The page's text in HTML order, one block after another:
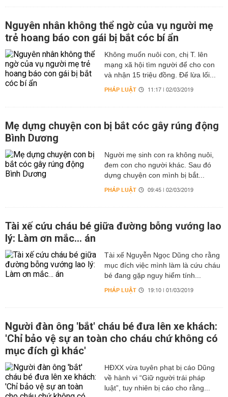
Nguyên nhân không thể ngờ của vụ người mẹ
trẻ hoang báo con gái bị bắt cóc bí ẩn
Không muốn nuôi con, chị T. lên
mạng xã hội tìm người để cho con
và nhận 15 triệu đồng. Để lừa lối...
PHÁP LUẬT 11:17 | 02/03/2019
Mẹ dựng chuyện con bị bắt cóc gây rúng động
Bình Dương
Người mẹ sinh con ra không nuôi,
đem con cho người khác. Sau đó
dựng chuyện con mình bị bắt...
PHÁP LUẬT 09:45 | 02/03/2019
Tài xế cứu cháu bé giữa đường bỗng vướng lao
lý: Làm ơn mắc… án
Tài xế Nguyễn Ngọc Dũng cho rằng
mục đích việc mình làm là cứu cháu
bé đang gặp nguy hiểm tính...
PHÁP LUẬT 19:10 | 01/03/2019
Người đàn ông 'bắt' cháu bé đưa lên xe khách:
'Chỉ bảo vệ sự an toàn cho cháu chứ không có
mục đích gì khác'
HĐXX vừa tuyên phạt bị cáo Dũng
về hành vi “Giữ người trái pháp
luật”, tuy nhiên bị cáo cho rằng...